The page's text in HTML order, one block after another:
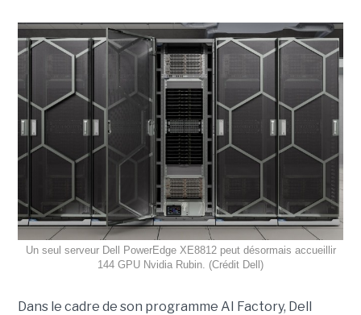
Un seul serveur Dell PowerEdge XE8812 peut désormais accueillir
144 GPU Nvidia Rubin. (Crédit Dell)
Dans le cadre de son programme AI Factory, Dell